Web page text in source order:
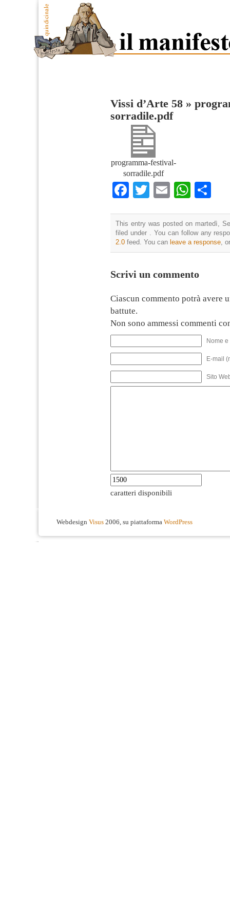
Vissi d’Arte 58 »
sorradile.pdf
programma-festival-
sorradile.pdf
Facebook
TwitterEmail
This entry was posted on martedì,
filed under . You can follow any
2.0 feed. You can leave a response,
Scrivi un commento
Ciascun commento potrà avere
battute.
Non sono ammessi commenti
Nome
E-mail
Sito
caratteri disponibili
Webdesign Visus 2006, su piattaforma WordPress